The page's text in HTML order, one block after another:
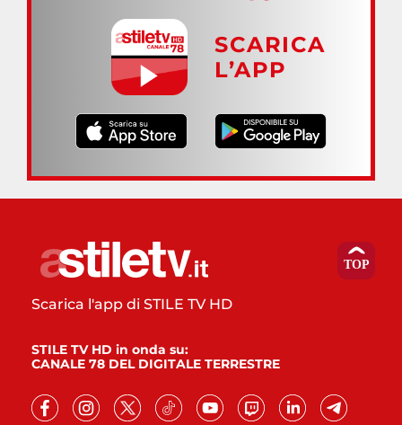
SCARICA
L’APP
Scarica l'app di STILE TV HD
STILE TV HD in onda su:
CANALE 78 DEL DIGITALE TERRESTRE